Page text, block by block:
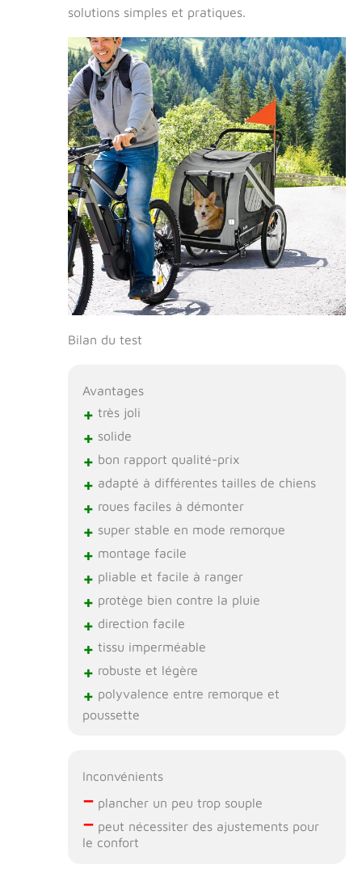
solutions simples et pratiques.
Bilan du test
Avantages
+ très joli
+ solide
+ bon rapport qualité-prix
+ adapté à différentes tailles de chiens
+ roues faciles à démonter
+ super stable en mode remorque
+ montage facile
+ pliable et facile à ranger
+ protège bien contre la pluie
+ direction facile
+ tissu imperméable
+ robuste et légère
+ polyvalence entre remorque et
poussette
Inconvénients
–plancher un peu trop souple
–peut nécessiter des ajustements pour
le confort